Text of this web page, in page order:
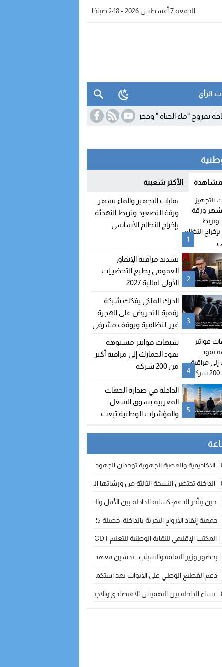
الجمعة 7 أغسطس 2026 - 2:18 صباحًا
الرأي
الحياة ” وحجز معدات للتقطير 19:39 برنامج شتوي غير مسبوق لـ”رايان
مشاهدة الأكثر شعبية
1
نقابات التجهيز والماء تشهر
ورقة التصعيد وتربط التهدئة
بإخراج النظام الأساسي
2
تشديد مراقبة الإنفاق
العمومي يطبع التحضيرات
الأولى لمالية 2027
3
الدرك الملكي يفكك شبكة
رقمية للتحريض على الهجرة
غير النظامية ويوقف مشرفي
4
شبهات فواتير مشبوهة
تقود الجمارك إلى مراقبة أكثر
من 200 شركة
5
الداخلة في صدارة الجهات
المغربية بسوق الشغل..
والمؤشرات الوطنية تبعث
الأكاديمية والعصبة الجهوية توحدان الجهود لتطوير الممارسة الكروية بجهة
الداخلة تحتضن النسخة الثالثة من ورشاتها الدولية: تكوين متخصص في التراث
حين يتأخر الدعم: كسابة الداخلة بين الأمل والقلق ؟
جمعية إنقاذ الأرواح البحرية بالداخلة: حصيلة 2025 بين مهام الإنقاذ ومشروع “دار البحار”
المكتب الإقليمي للنقابة الوطنية للتعليم CDT يجتمع مع المدير الإقليمي لمناقشة ملفات جوهرية لنساء ورجال التعليم
بحضور وزير الثقافة والشباب.. تدشين معهد الموسيقى والفنون الكوريغرافية بالداخلة
دعم القطيع الوطني على الأبواب بعد استكمال الترقيم… الفلاحة المغربية
نساء الداخلة بين التهميش الاقتصادي والاجتماعي… في المؤسسات الإنتاجية